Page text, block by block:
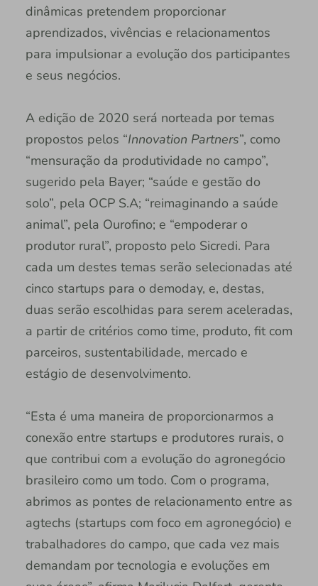
dinâmicas pretendem proporcionar
aprendizados, vivências e relacionamentos
para impulsionar a evolução dos participantes
e seus negócios.
A edição de 2020 será norteada por temas
propostos pelos “Innovation Partners”, como
“mensuração da produtividade no campo”,
sugerido pela Bayer; “saúde e gestão do
solo”, pela OCP S.A; “reimaginando a saúde
animal”, pela Ourofino; e “empoderar o
produtor rural”, proposto pelo Sicredi. Para
cada um destes temas serão selecionadas até
cinco startups para o demoday, e, destas,
duas serão escolhidas para serem aceleradas,
a partir de critérios como time, produto, fit com
parceiros, sustentabilidade, mercado e
estágio de desenvolvimento.
“Esta é uma maneira de proporcionarmos a
conexão entre startups e produtores rurais, o
que contribui com a evolução do agronegócio
brasileiro como um todo. Com o programa,
abrimos as pontes de relacionamento entre as
agtechs (startups com foco em agronegócio) e
trabalhadores do campo, que cada vez mais
demandam por tecnologia e evoluções em